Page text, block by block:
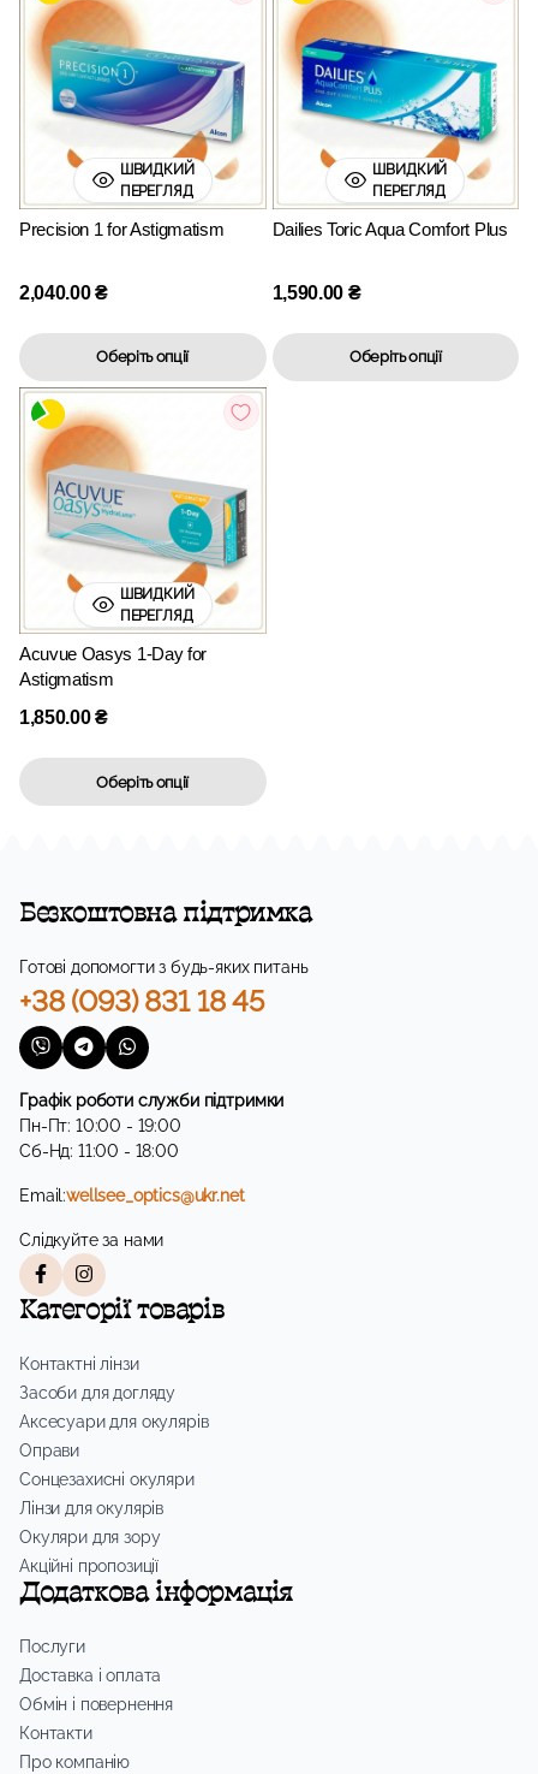
ШВИДКИЙ
ПЕРЕГЛЯД
Precision 1 for Astigmatism
2,040.00₴
Оберіть опції
ШВИДКИЙ
ПЕРЕГЛЯД
Dailies Toric Aqua Comfort Plus
1,590.00 ₴
Оберіть опції
ШВИДКИЙ
ПЕРЕГЛЯД
Acuvue Oasys 1-Day for
Astigmatism
1,850.00₴
Оберіть опції
Безкоштовна підтримка
Готові допомогти з будь-яких питань
+38 (093) 831 18 45
Графік роботи служби підтримки
Пн-Пт: 10:00 - 19:00
Сб-Нд: 11:00 - 18:00
Email:wellsee_optics@ukr.net
Слідкуйте за нами
Категорії товарів
Контактні лінзи
Засоби для догляду
Аксесуари для окулярів
Оправи
Сонцезахисні окуляри
Лінзи для окулярів
Окуляри для зору
Акційні пропозиції
Додаткова інформація
Послуги
Доставка і оплата
Обмін і повернення
Контакти
Про компанію